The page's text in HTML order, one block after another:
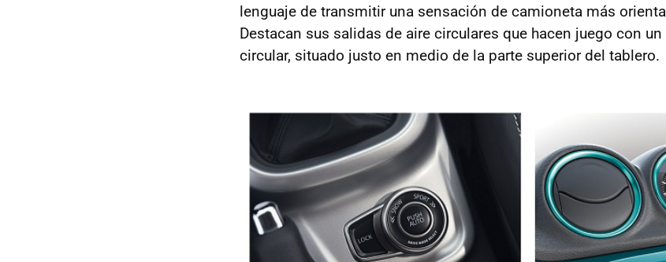
lenguaje de transmitir una sensación de camioneta más
Destacan sus salidas de aire circulares que hacen juego con
circular, situado justo en medio de la parte superior del tablero.